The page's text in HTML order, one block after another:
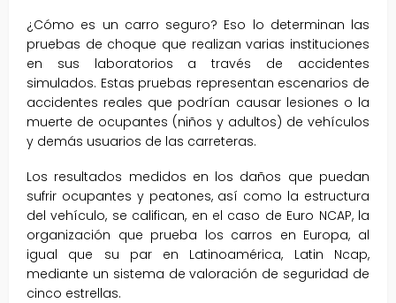
¿Cómo es un carro seguro? Eso lo determinan las
pruebas de choque que realizan varias instituciones
en sus laboratorios a través de accidentes
simulados. Estas pruebas representan escenarios de
accidentes reales que podrían causar lesiones o la
muerte de ocupantes (niños y adultos) de vehículos
y demás usuarios de las carreteras.
Los resultados medidos en los daños que puedan
sufrir ocupantes y peatones, así como la estructura
del vehículo, se califican, en el caso de Euro NCAP, la
organización que prueba los carros en Europa, al
igual que su par en Latinoamérica, Latin Ncap,
mediante un sistema de valoración de seguridad de
cinco estrellas.